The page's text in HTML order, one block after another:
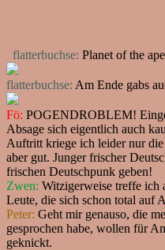
flatterbuchse: Planet of the
flatterbuchse: Am Ende gabs
Fö: POGENDROBLEM!
Absage sich eigentlich auch
Auftritt kriege ich leider nur
aber gut. Junger frischer
frischen Deutschpunk geben!
Zwen: Witzigerweise treffe ich
Leute, die sich schon total auf
Peter: Geht mir genauso, die
gesprochen habe, wollen für
geknickt.